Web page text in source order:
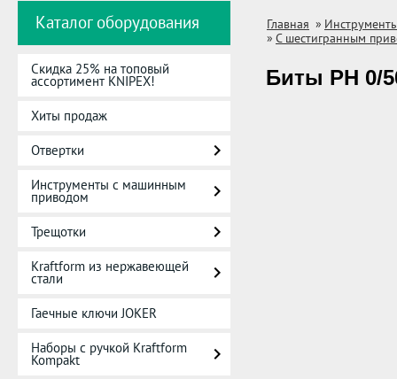
Каталог оборудования
Скидка 25% на топовый
ассортимент KNIPEX!
Хиты продаж
Отвертки
Инструменты с машинным
приводом
Трещотки
Kraftform из нержавеющей
стали
Гаечные ключи JOKER
Наборы с ручкой Kraftform
Kompakt
Главная »
» С шестигранным
Биты PH 0/